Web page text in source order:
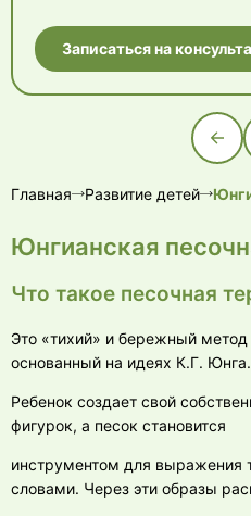
Записаться на
Главная Развитие детей
Юнгианская
Что такое песочная
Это «тихий» и бережный
основанный на идеях К.Г. Юнга.
Ребенок создает свой
фигурок, а песок становится
инструментом для выражения
словами. Через эти образы